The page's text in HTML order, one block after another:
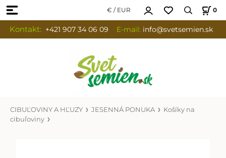
€ / EUR 0
Kontakt:+421 907 34 06 09 E-mail: info@svetsemien.sk
CIBUĽOVINY A HĽUZY JESENNÁ PONUKA
Košíky na
cibuľoviny